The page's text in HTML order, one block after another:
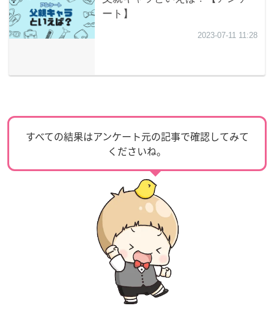
すべての結果はアンケート元の記事で確認してみて
くださいね。